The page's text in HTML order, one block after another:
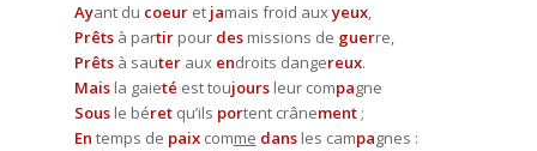
Ayant du coeur et jamais froid auxyeux,
Prêts à partir pour des missions de guerre,
Prêts à sauter aux endroits dangereux.
Mais la gaieté est toujours leur compagne
Sous le béret qu’ils portent crânement ;
En temps de paix comme dans les campagnes :